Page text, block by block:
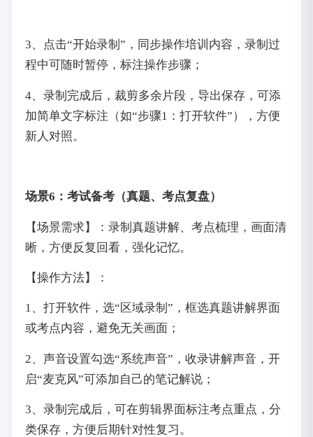
3、点击“开始录制”，同步操作培训内容，录制过
程中可随时暂停，标注操作步骤；
4、录制完成后，裁剪多余片段，导出保存，可添
加简单文字标注（如“步骤1：打开软件”），方便
新人对照。
场景6：考试备考（真题、考点复盘）
【场景需求】：录制真题讲解、考点梳理，画面清
晰，方便反复回看，强化记忆。
【操作方法】：
1、打开软件，选“区域录制”，框选真题讲解界面
或考点内容，避免无关画面；
2、声音设置勾选“系统声音”，收录讲解声音，开
启“麦克风”可添加自己的笔记解说；
3、录制完成后，可在剪辑界面标注考点重点，分
类保存，方便后期针对性复习。